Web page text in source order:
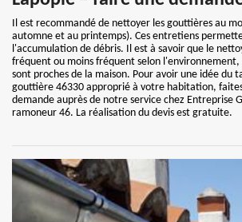
Il est recommandé de nettoyer les gouttières au
automne et au printemps). Ces entretiens
l'accumulation de débris. Il est à savoir que le
fréquent ou moins fréquent selon l'environnement,
sont proches de la maison. Pour avoir une idée du
gouttière 46330 approprié à votre habitation,
demande auprès de notre service chez Entreprise
ramoneur 46. La réalisation du devis est gratuite.